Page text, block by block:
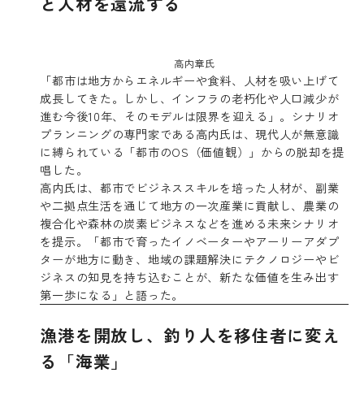
高内章氏
「都市は地方からエネルギーや食料、人材を吸い上げて
成長してきた。しかし、インフラの老朽化や人口減少が
進む今後10年、そのモデルは限界を迎える」。シナリオ
プランニングの専門家である高内氏は、現代人が無意識
に縛られている「都市のOS（価値観）」からの脱却を提
唱した。
高内氏は、都市でビジネススキルを培った人材が、副業
や二拠点生活を通じて地方の一次産業に貢献し、農業の
複合化や森林の炭素ビジネスなどを進める未来シナリオ
を提示。「都市で育ったイノベーターやアーリーアダプ
ターが地方に動き、地域の課題解決にテクノロジーやビ
ジネスの知見を持ち込むことが、新たな価値を生み出す
第一歩になる」と語った。
漁港を開放し、釣り人を移住者に変え
る「海業」